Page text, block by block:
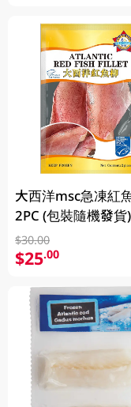
大西洋msc急凍紅
2PC (包裝隨機發貨)
$30.00
$25.00